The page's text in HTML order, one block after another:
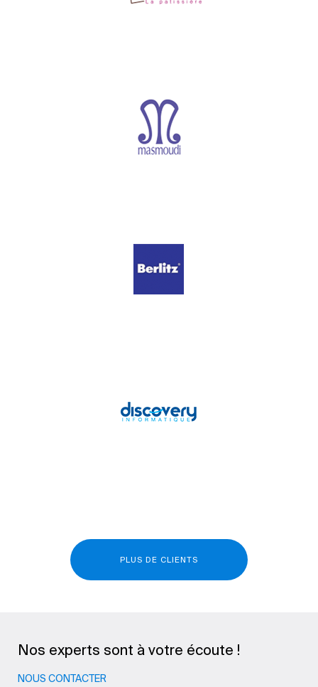
PLUS DE CLIENTS
Nos experts sont à votre écoute !
NOUS CONTACTER